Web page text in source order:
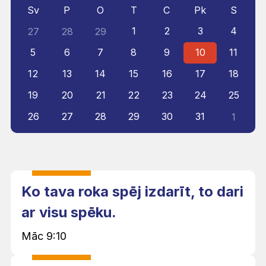
Ko tava roka spēj izdarīt, to dari
ar visu spēku.
Māc 9:10
Sv P O T C Pk
S
27
28 29 1 2 3
4
5
6 7 8 9 10
11
12
13 14 15 16 17
18
19
20 21 22 23 24
25
26
27 28 29 30 31 1